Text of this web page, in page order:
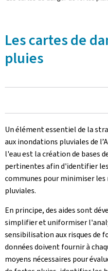
Les cartes de
pluies
Un élément essentiel de la
aux inondations pluviales de
l'eau est la création de bases
pertinentes afin d'identifier
communes pour minimiser les
pluviales.
En principe, des aides sont
simplifier et uniformiser
sensibilisation aux risques de
données doivent fournir à
moyens nécessaires pour